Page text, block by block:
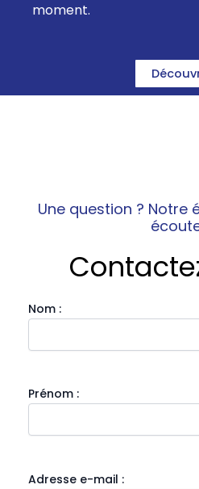
moment.
Une question ? Notre
Nom :
Prénom :
Adresse e-mail :